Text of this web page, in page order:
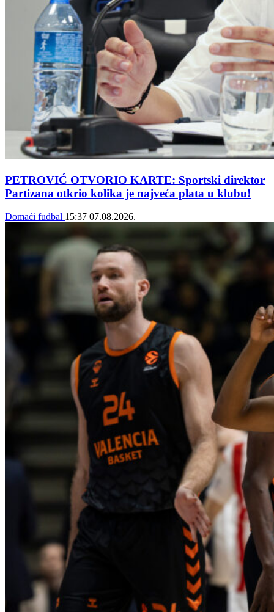
PETROVIĆ OTVORIO KARTE: Sportski direktor
Partizana otkrio kolika je najveća plata u klubu!
Domaći fudbal 15:37 07.08.2026.